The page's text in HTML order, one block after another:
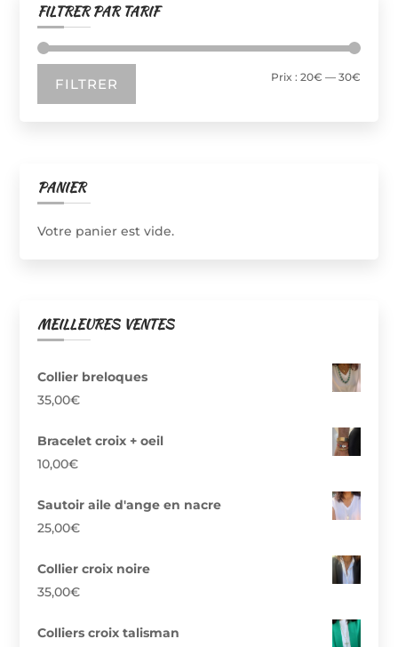
FILTRER PAR TARIF
Prix
Prix
FILTRER Prix : 20€ — 30€
PANIER
Votre panier est vide.
MEILLEURES VENTES
Collier breloques
35,00€
Bracelet croix + oeil
10,00€
Sautoir aile d'ange en nacre
25,00€
Collier croix noire
35,00€
Colliers croix talisman